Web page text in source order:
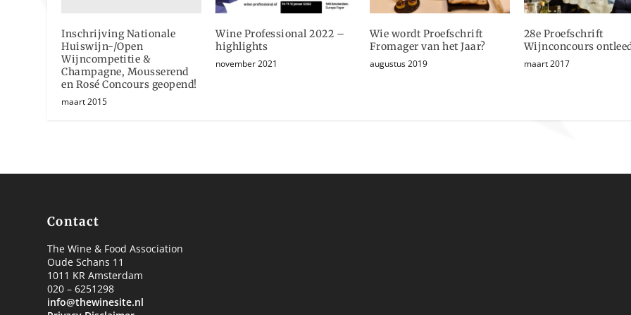
Inschrijving Nationale
Huiswijn-/Open
Wijncompetitie &
Champagne, Mousserend
en Rosé Concours geopend!
maart 2015
Wine Professional 2022 –
highlights
november 2021
Wie wordt Proefschrift
Fromager van het Jaar?
augustus 2019
28e Proefschrift
Wijnconcours
maart 2017
Contact
The Wine & Food Association
Oude Schans 11
1011 KR Amsterdam
020 – 6251298
info@thewinesite.nl